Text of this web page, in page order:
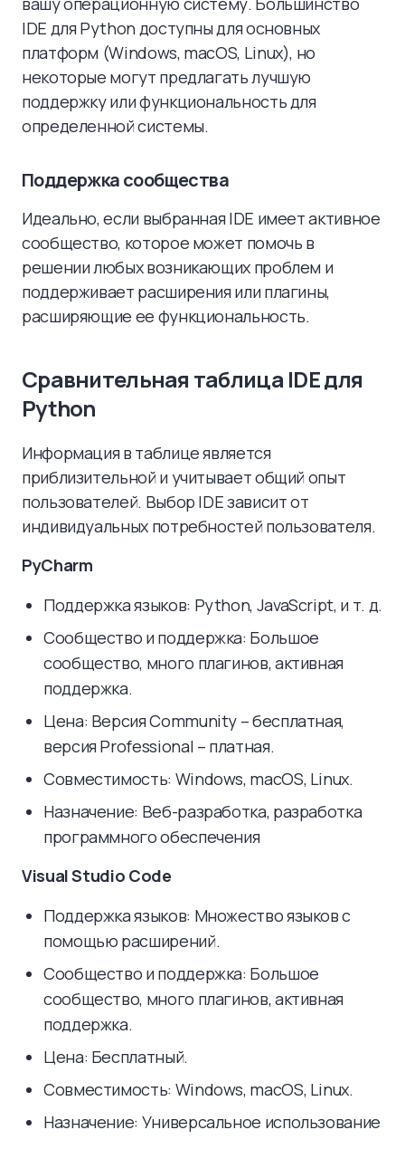
IDE для Python доступны для основных
платформ (Windows, macOS, Linux), но
некоторые могут предлагать лучшую
поддержку или функциональность для
определенной системы.
Поддержка сообщества
Идеально, если выбранная IDE имеет активное
сообщество, которое может помочь в
решении любых возникающих проблем и
поддерживает расширения или плагины,
расширяющие ее функциональность.
Сравнительная таблица IDE для
Python
Информация в таблице является
приблизительной и учитывает общий опыт
пользователей. Выбор IDE зависит от
индивидуальных потребностей пользователя.
PyCharm
Поддержка языков: Python, JavaScript, и т. д.
Сообщество и поддержка: Большое
сообщество, много плагинов, активная
поддержка.
Цена: Версия Community – бесплатная,
версия Professional – платная.
Совместимость: Windows, macOS, Linux.
Назначение: Веб-разработка, разработка
программного обеспечения
Visual Studio Code
Поддержка языков: Множество языков с
помощью расширений.
Сообщество и поддержка: Большое
сообщество, много плагинов, активная
поддержка.
Цена: Бесплатный.
Совместимость: Windows, macOS, Linux.
Назначение: Универсальное использование